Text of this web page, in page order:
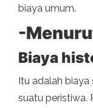
biaya umum.
-
Biaya
Itu adalah biaya
suatu peristiwa.